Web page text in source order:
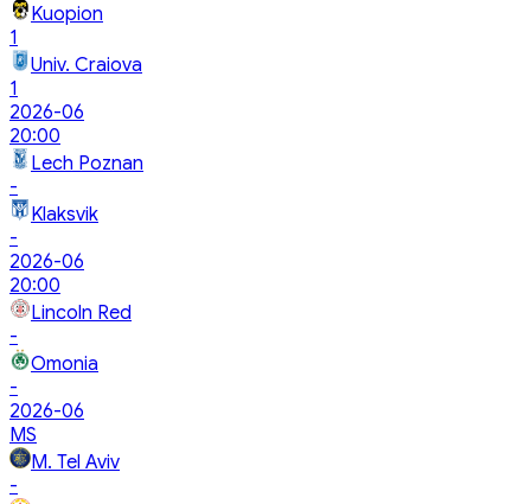
Kuopion
1
Univ. Craiova
1
2026-06
20:00
Lech Poznan
-
Klaksvik
-
2026-06
20:00
Lincoln Red
-
Omonia
-
2026-06
MS
M. Tel Aviv
-